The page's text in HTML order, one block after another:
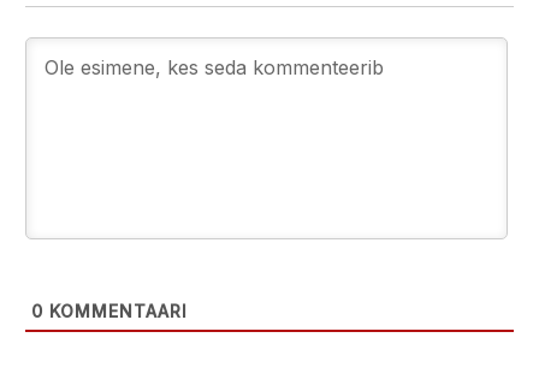
0 KOMMENTAARI